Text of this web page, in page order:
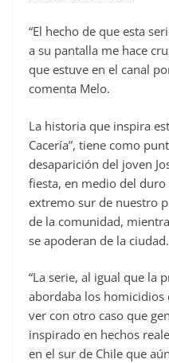
“El hecho de que esta
a su pantalla me hace
que estuve en el canal
comenta Melo.
La historia que inspira
Cacería”, tiene como
desaparición del joven
fiesta, en medio del
extremo sur de nuestro
de la comunidad,
se apoderan de la ciudad.
“La serie, al igual que la
abordaba los homicidios
ver con otro caso que
inspirado en hechos
en el sur de Chile que